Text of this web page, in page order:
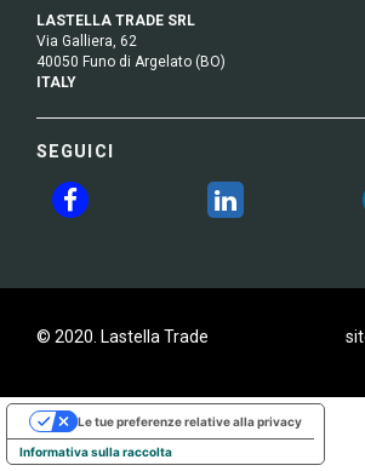
LASTELLA TRADE SRL
Via Galliera, 62
40050 Funo di Argelato (BO)
ITALY
SEGUICI
© 2020. Lastella Trade
Informativa sulla raccolta
Le tue preferenze relative alla privacy